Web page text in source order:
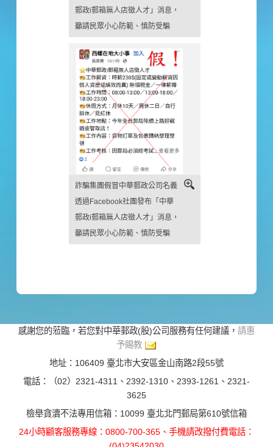
郵政i郵箱無人店徵人才」消息，
籲請民眾小心防範、慎防受騙
詐騙集團假冒中華郵政公司名義
透過Facebook社團發布「中華
郵政i郵箱無人店徵人才」消息，
籲請民眾小心防範、慎防受騙
感謝您的蒞臨，若您對中華郵政(股)公司服務有任何建議， 請惠
予賜教
地址：106409 臺北市大安區金山南路2段55號
電話：（02）2321-4311、2392-1310、2393-1261、2321-
3625
檢舉貪瀆不法專用信箱：10099 臺北北門郵局第610號信箱
24小時顧客服務專線：0800-700-365、手機請改撥付費電話：